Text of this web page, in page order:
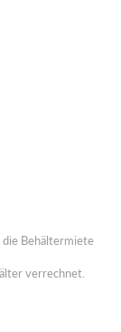
Behältermiete
verrechnet.